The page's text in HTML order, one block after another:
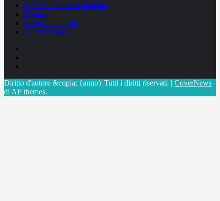
CCSVI e Sclerosi Multipla
Sitemap
Invia Comunicati
Privacy Policy
Diritto d'autore &copia; {anno} Tutti i diritti riservati. | CoverNews
di AF themes.